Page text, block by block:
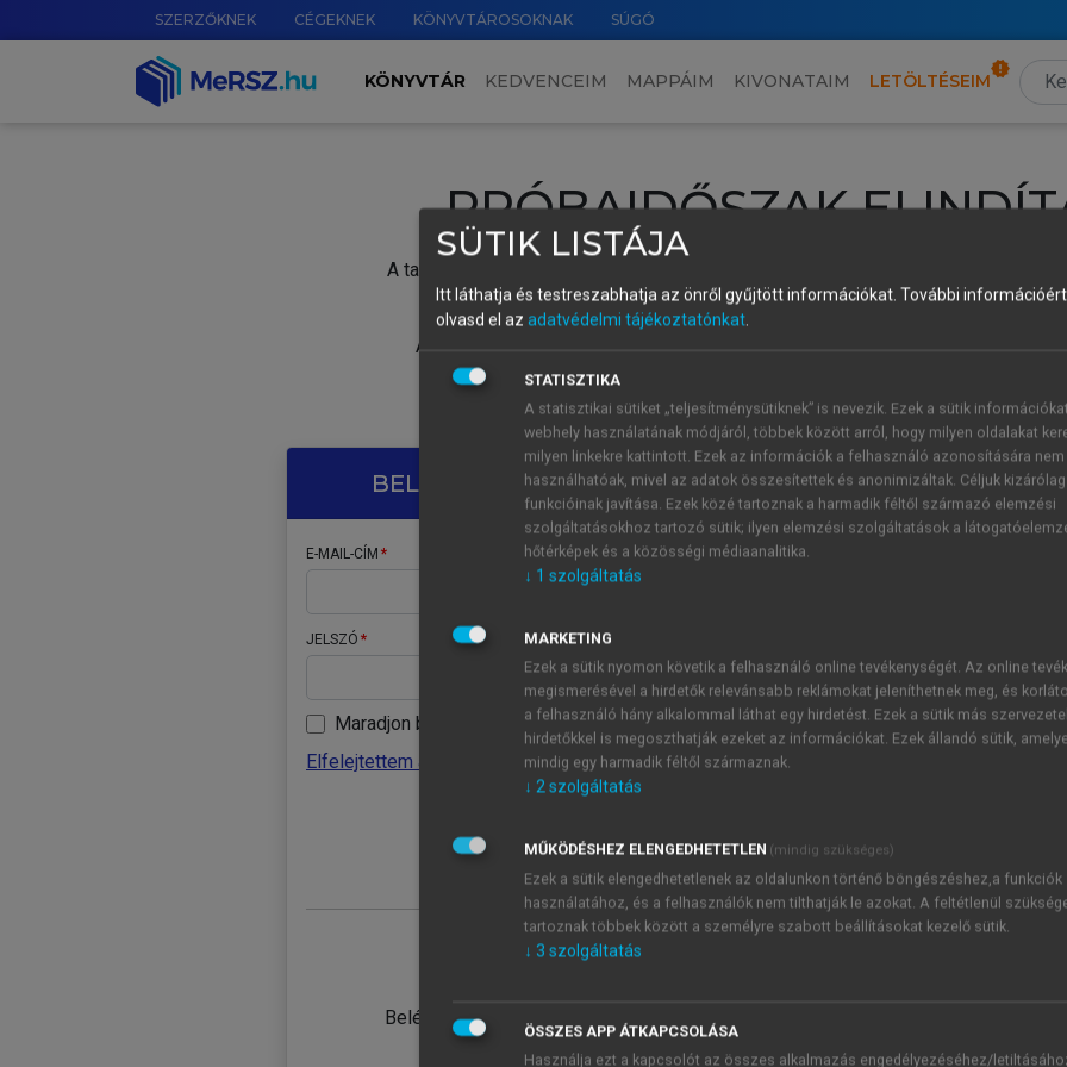
SZERZŐKNEK CÉGEKNEK KÖNYVTÁROSOKNAK SÚGÓ
KÖNYVTÁR KEDVENCEIM MAPPÁIM KIVONATAIM LETÖLTÉSEIM
PRÓBAIDŐSZAK
A tartalom megtekintéséhez lépj be a saját fiókoddal, iskolai azonosítóddal vagy
Új felhasználóként1 óra díjmentes hozzáférésrevagy
A próbaidőszak elindításához,
vagy hozz
A regisztráció után a
BELÉPÉS SAJÁT FIÓKKAL
E-MAIL-CÍM
JELSZÓ
Maradjon belépve
Elfelejtettem a jelszavamat
Belépés intézményi azonosítóval
ÚJ FIÓK
1 óra
JELSZÓ
Kérek értesítést a MeRSZ
Kérek értesítést az
SÜTIK LISTÁJA
Itt láthatja és testreszabhatja az önről gyűjtött információkat. További
olvasd el az adatvédelmi tájékoztatónkat.
STATISZTIKA
A statisztikai sütiket „teljesítménysütiknek” is nevezik. Ezek a sütik
webhely használatának módjáról, többek között arról, hogy milyen oldalakat
milyen linkekre kattintott. Ezek az információk a felhasználó azonosítására nem
használhatóak, mivel az adatok összesítettek és anonimizáltak. Céljuk
funkcióinak javítása. Ezek közé tartoznak a harmadik féltől származó elemzési
szolgáltatásokhoz tartozó sütik; ilyen elemzési szolgáltatások a
hőtérképek és a közösségi médiaanalitika.
↓ 1 szolgáltatás
MARKETING
Ezek a sütik nyomon követik a felhasználó online tevékenységét. Az online
megismerésével a hirdetők relevánsabb reklámokat jeleníthetnek meg, és
a felhasználó hány alkalommal láthat egy hirdetést. Ezek a sütik más
hirdetőkkel is megoszthatják ezeket az információkat. Ezek állandó sütik,
mindig egy harmadik féltől származnak.
↓ 2szolgáltatás
MŰKÖDÉSHEZ ELENGEDHETETLEN (mindig szükséges)
Ezek a sütik elengedhetetlenek az oldalunkon történő böngészéshez,a funkciók
használatához, és a felhasználók nem tilthatják le azokat. A feltétlenül
tartoznak többek között a személyre szabott beállításokat kezelő sütik.
↓ 3 szolgáltatás
ÖSSZES APP ÁTKAPCSOLÁSA
Használja ezt a kapcsolót az összes alkalmazás engedélyezéséhez/